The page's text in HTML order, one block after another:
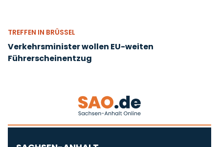
TREFFEN IN BRÜSSEL
Verkehrsminister wollen EU-weiten
Führerscheinentzug